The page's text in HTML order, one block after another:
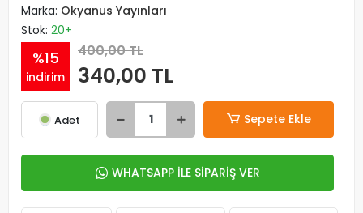
Marka: Okyanus Yayınları
Stok: 20+
%15
indirim
400,00 TL
340,00 TL
Adet Sepete Ekle
WHATSAPP İLE SİPARİŞ VER